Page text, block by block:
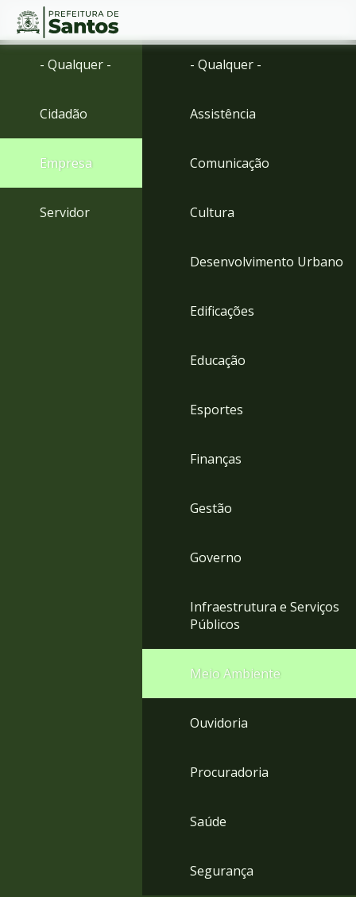
Ir
Ir
menu
Conteúdo
- Qualquer -
Cidadão
Empresa
Servidor
- Qualquer -
Assistência
Comunicação
Cultura
Desenvolvimento Urbano
Edificações
Educação
Esportes
Finanças
Gestão
Governo
Infraestrutura e Serviços
Públicos
Meio Ambiente
Ouvidoria
Procuradoria
Saúde
Segurança